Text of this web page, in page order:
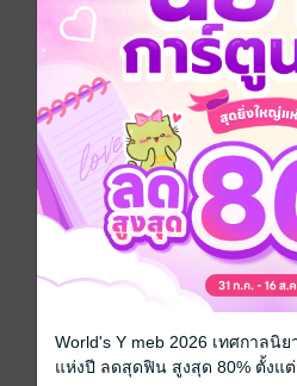
เขียนรีวิวและให้เรตติ้ง
หนังสือเล่มนี้เปิดให้แสดง
ผู้ที่มีหนังสือฉบับ
รีวิวทั้งหมด
♡ Your idol, My heart ♡
World's Y meb 2026 เทศกาลนิ
แห่งปี ลดสุดฟิน สูงสุด 80% ตั้งแ